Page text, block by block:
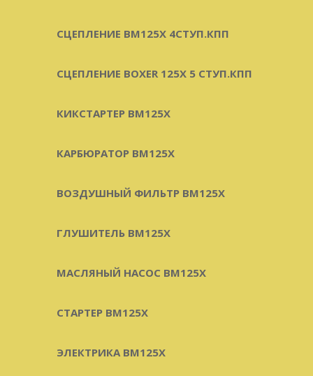
СЦЕПЛЕНИЕ BM125X 4СТУП.КПП
СЦЕПЛЕНИЕ BOXER 125X 5 СТУП.КПП
КИКСТАРТЕР BM125X
КАРБЮРАТОР BM125X
ВОЗДУШНЫЙ ФИЛЬТР BM125X
ГЛУШИТЕЛЬ BM125X
МАСЛЯНЫЙ НАСОС BM125X
СТАРТЕР BM125X
ЭЛЕКТРИКА BM125X